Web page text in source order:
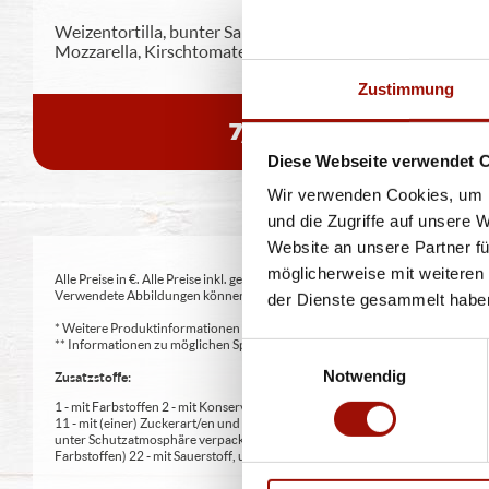
Zustimmung
Diese Webseite verwendet
Wir verwenden Cookies,
und die Zugriffe auf unsere
Website an unsere Partner
möglicherweise mit
der Dienste gesammelt
Einwilligungsauswahl
Notwendig
Weizentortilla, bunter Salatmix, Crème fraîche,
Mozzarella, Kirschtomaten, grüne
7,90 €
Alle Preise in €. Alle Preise inkl. gesetzl. MwSt. Alle Angaben zu
Verwendete Abbildungen können von den tatsächlich gelieferten
* Weitere Produktinformationen zu vorverpackten Lebensmitteln finden
** Informationen zu möglichen Spuren von Allergenen seitens unsere
Zusatzstoffe:
1 - mit Farbstoffen 2 - mit Konservierungsmittel 3 - mit Antioxidationsmittel
11 - mit (einer) Zuckerart/en und Süßungsmittel/n 12 - nur bei Tafelsüßen
unter Schutzatmosphäre verpackt 16 - chininhaltig 17 - koffeinhaltig 18 -
Farbstoffen) 22 - mit Sauerstoff, unter Hochdruck, farbstabilisierend (bei